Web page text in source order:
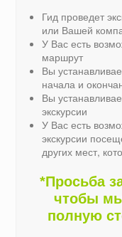
Гид проведет
или Вашей
У Вас есть
маршрут
Вы
начала и
Вы
экскурсии
У Вас есть
экскурсии
других мест,
*Просьба
чтобы
полную